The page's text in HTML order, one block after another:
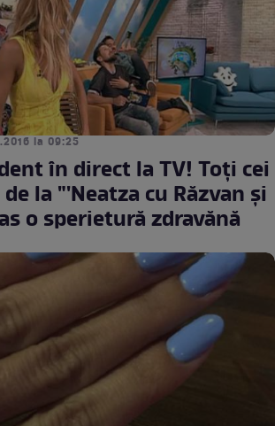
la 09:25
în direct la TV! Toţi cei
la "'Neatza cu Răzvan şi
o sperietură zdravănă